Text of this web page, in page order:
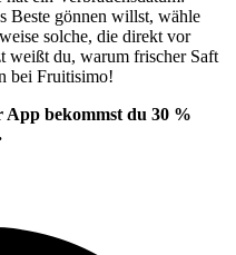
Beste gönnen willst, wähle
solche, die direkt vor
weißt du, warum frischer Saft
bei Fruitisimo!
App bekommst du 30 %